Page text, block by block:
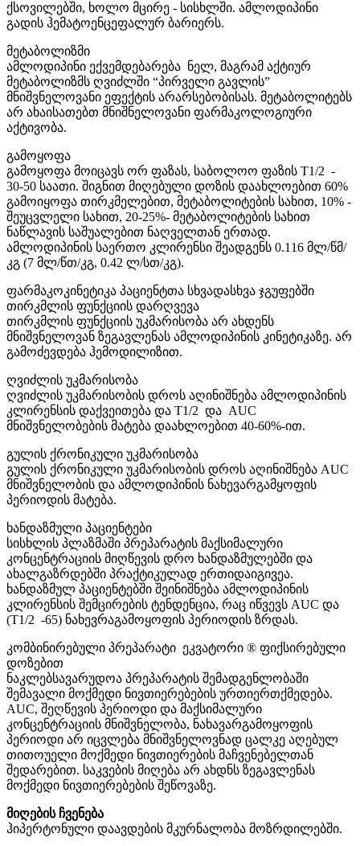
ქსოვილებში, ხოლო მცირე - სისხლში. ამლოდიპინი
გადის ჰემატოენცეფალურ ბარიერს.
მეტაბოლიზმი
ამლოდიპინი ექვემდებარება ნელ, მაგრამ აქტიურ
მეტაბოლიზმს ღვიძლში “პირველი გავლის”
მნიშვნელოვანი ეფექტის არარსებობისას. მეტაბოლიტებს
არ ახაისათებთ მნიშნელოვანი ფარმაკოლოგიური
აქტივობა.
გამოყოფა
გამოყოფა მოიცავს ორ ფაზას, საბოლოო ფაზის T1/2 -
30-50 საათი. შიგნით მიღებული დოზის დაახლოებით 60%
გამოიყოფა თირკმელებით, მეტაბოლიტების სახით, 10% -
შეუცვლელი სახით, 20-25%- მეტაბოლიტების სახით
ნაწლავის საშუალებით ნაღველთან ერთად.
ამლოდიპინის საერთო კლირენსი შეადგენს 0.116 მლ/წმ/
კგ (7 მლ/წთ/კგ, 0.42 ლ/სთ/კგ).
ფარმაკოკინეტიკა პაციენტთა სხვადასხვა ჯგუფებში
თირკმლის ფუნქციის დარღვევა
თირკმლის ფუნქციის უკმარისობა არ ახდენს
მნიშვნელოვან ზეგავლენას ამლოდიპინის კინეტიკაზე. არ
გამოძევდება ჰემოდილიზით.
ღვიძლის უკმარისობა
ღვიძლის უკმარისობის დროს აღინიშნება ამლოდიპინის
კლირენსის დაქვეითება და T1/2 და AUC
მნიშვნელობების მატება დაახლოებით 40-60%-ით.
გულის ქრონიკული უკმარისობა
გულის ქრონიკული უკმარისობის დროს აღინიშნება AUC
მნიშვნელობის და ამლოდიპინის ნახევარგამყოფის
პერიოდის მატება.
ხანდაზმული პაციენტები
სისხლის პლაზმაში პრეპარატის მაქსიმალური
კონცენტრაციის მიღწევის დრო ხანდაზმულებში და
ახალგაზრდებში პრაქტიკულად ერთიდაიგივეა.
ხანდაზმულ პაციენტებში შეინიშნება ამლოდიპინის
კლირენსის შემცირების ტენდენცია, რაც იწვევს AUC და
(T1/2 -65) ნახევრაგამოყოფის პერიოდის ზრდას.
კომბინირებული პრეპარატი ეკვატორი ® ფიქსირებული
დოზებით
ნაკლებსავარუდოა პრეპარატის შემადგენლობაში
შემავალი მოქმედი ნივთიერებების ურთიერთქმედება.
AUC, შეღწევის პერიოდი და მაქსიმალური
კონცენტრაციის მნიშვნელობა, ნახავარგამოყოფის
პერიოდი არ იცვლება მნიშვნელოვნად ცალკე აღებულ
თითოუელი მოქმედი ნივთიერების მაჩვენებელთან
შედარებით. საკვების მიღება არ ახდნს ზეგავლენას
მოქმედი ნივთიერებების შეწოვაზე.
მიღების ჩვენება
ჰიპერტონული დაავდების მკურნალობა მოზრდილებში.